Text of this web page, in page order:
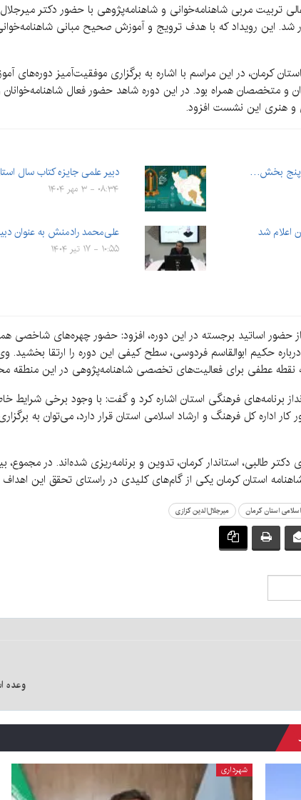
تربیت مربی شاهنامه‌خوانی و شاهنامه‌پژوهی با حضور دکتر
شد. این رویداد که با هدف ترویج و آموزش صحیح مبانی
کرمان، در این مراسم با اشاره به برگزاری موفقیت‌آمیز دوره‌های
و متخصصان همراه بود. در این دوره شاهد حضور فعال
و هنری این نشست افزود.
دبیر علمی جایزه کتاب سال
۰۸:۳۴ - ۳ مهر ۱۴۰۴
اعلام شد علی‌محمد رادمنش به عنوان
۱۰:۵۵ - ۱۷ تیر ۱۴۰۴
حضور اساتید برجسته در این دوره، افزود: حضور چهره‌های شاخصی
حکیم ابوالقاسم فردوسی، سطح کیفی این دوره را ارتقا بخشید.
نقطه عطفی برای فعالیت‌های تخصصی شاهنامه‌پژوهی در این
برنامه‌های فرهنگی استان اشاره کرد و گفت: با وجود برخی
اداره کل فرهنگ و ارشاد اسلامی استان قرار دارد، می‌توان به
استان کرمان یکی از گام‌های کلیدی در راستای تحقق این
استان کرمان میرجلال‌الدین کزازی
وعده
شهرداری